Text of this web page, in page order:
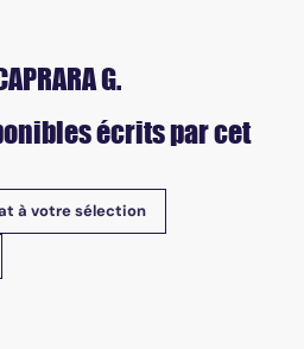
G.
écrits par cet
à votre sélection